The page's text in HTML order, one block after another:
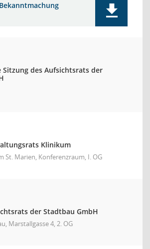
des Aufsichtsrats der
Klinikum
St. Marien, Konferenzraum, I. OG
der Stadtbau GmbH
Marstallgasse 4, 2. OG